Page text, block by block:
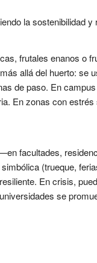
la sostenibilidad
frutales enanos o
allá del huerto: se
de paso. En
En zonas con
facultades,
(trueque,
En crisis,
se